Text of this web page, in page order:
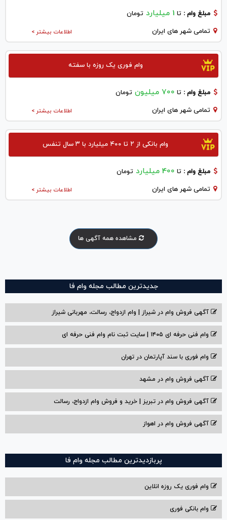
مبلغ وام : تا 1 میلیارد تومان
اطلاعات بیشتر > تمامی شهر های ایران
وام فوری یک روزه با سفته
مبلغ وام : تا 700 میلیون تومان
اطلاعات بیشتر > تمامی شهر های ایران
وام بانکی از ۲ تا ۴۰۰ میلیارد با ۳ سال تنفس
مبلغ وام : تا 400 میلیارد تومان
اطلاعات بیشتر > تمامی شهر های ایران
مشاهده همه آگهی ها
جدیدترین مطالب مجله وام فا
آگهی فروش وام در شیراز | وام ازدواج، رسالت، مهربانی شیراز
وام فنی حرفه ای ۱۴۰۵ | سایت ثبت نام وام فنی حرفه ای
وام فوری با سند آپارتمان در تهران
آگهی فروش وام در مشهد
آگهی فروش وام در تبریز | خرید و فروش وام ازدواج، رسالت
آگهی فروش وام در اهواز
پربازدیدترین مطالب مجله وام فا
وام فوری یک روزه انلاین
وام بانکی فوری